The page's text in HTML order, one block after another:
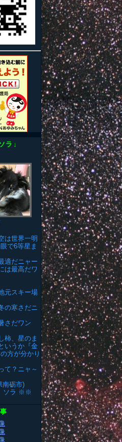
ラ↓
は世界一明
で6等星ま
適だニャー
は最高だワ
元スキー場
の寒さだニ
さだワン
柿、星のま
いうか『金
方が分かり
て？ニャ～
南砺市)
ソラ ※※